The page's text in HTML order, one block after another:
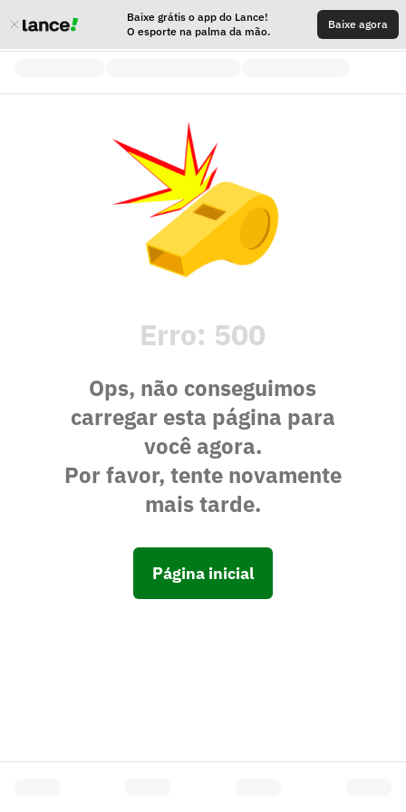
Baixe grátis o app do Lance!
O esporte na palma da mão.
Baixe agora
Erro: 500
Ops, não conseguimos
carregar esta página para
você agora.
Por favor, tente novamente
mais tarde.
Página inicial